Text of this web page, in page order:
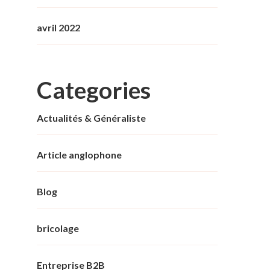
avril 2022
Categories
Actualités & Généraliste
Article anglophone
Blog
bricolage
Entreprise B2B